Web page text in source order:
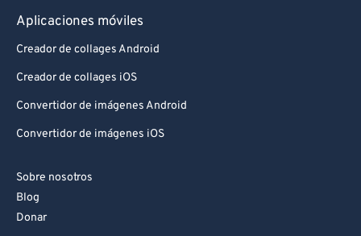
Aplicaciones móviles
Creador de collages Android
Creador de collages iOS
Convertidor de imágenes Android
Convertidor de imágenes iOS
Sobre nosotros
Blog
Donar